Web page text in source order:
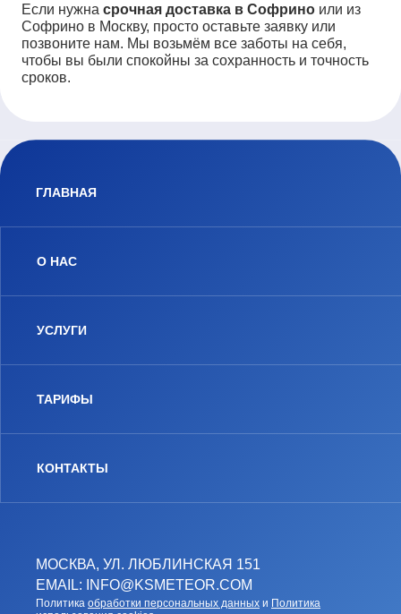
Если нужна срочная доставка в Софрино или из
Софрино в Москву, просто оставьте заявку или
позвоните нам. Мы возьмём все заботы на себя,
чтобы вы были спокойны за сохранность и точность
сроков.
МОСКВА, УЛ. ЛЮБЛИНСКАЯ 151
EMAIL: INFO@KSMETEOR.COM
Политика обработки персональных данных и Политика
ГЛАВНАЯ
О НАС
УСЛУГИ
ТАРИФЫ
КОНТАКТЫ